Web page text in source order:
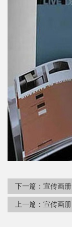
下一篇： 宣传画册
上一篇： 宣传画册